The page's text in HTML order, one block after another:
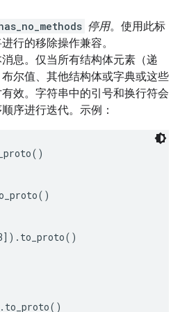
停用。使用此标
行的移除操作兼容。
息。仅当所有结构体元素（递
尔值、其他结构体或字典或这些
效。字符串中的引号和换行符会
序进行迭代。示例：